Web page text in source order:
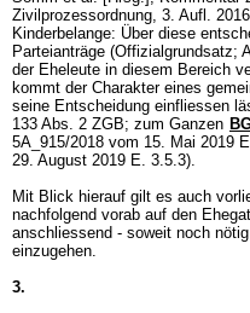
Zivilprozessordnung, 3. Aufl.
Kinderbelange: Über diese
Parteianträge (Offizialgrundsatz;
der Eheleute in diesem Bereich
kommt der Charakter eines
seine Entscheidung einfliessen
133 Abs. 2 ZGB; zum Ganzen
5A_915/2018 vom 15. Mai 2019
29. August 2019 E. 3.5.3).
Mit Blick hierauf gilt es auch
nachfolgend vorab auf den
anschliessend - soweit noch
einzugehen.
3.